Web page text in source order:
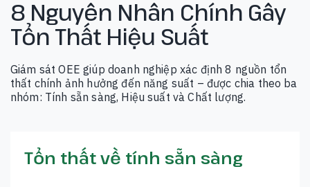
8 Nguyên Nhân Chính Gây
Tổn Thất Hiệu Suất
Giám sát OEE giúp doanh nghiệp xác định 8 nguồn tổn
thất chính ảnh hưởng đến năng suất – được chia theo ba
nhóm: Tính sẵn sàng, Hiệu suất và Chất lượng.
Tổn thất về tính sẵn sàng